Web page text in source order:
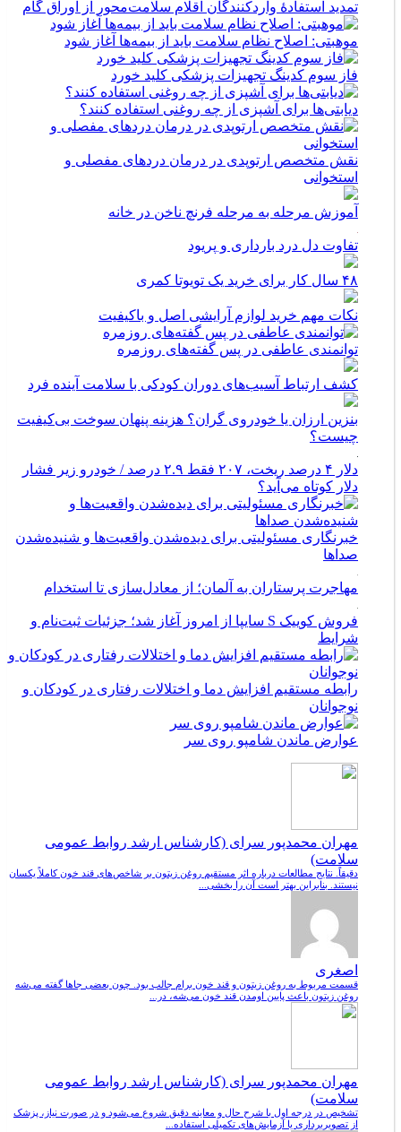
تمدید استفادۀ واردکنندگان اقلام سلامت‌محور از اوراق گام
موهبتی: اصلاح نظام سلامت باید از بیمه‌ها آغاز شود
فاز سوم کدینگ تجهیزات پزشکی کلید خورد
دیابتی‌ها برای آشپزی از چه روغنی استفاده کنند؟
نقش متخصص ارتوپدی در درمان دردهای مفصلی و
استخوانی
آموزش مرحله به مرحله فرنچ ناخن در خانه
تفاوت دل درد بارداری و پریود
۴۸ سال کار برای خرید یک تویوتا کمری
نکات مهم خرید لوازم آرایشی اصل و باکیفیت
توانمندی عاطفی در پس گفته‌های روزمره
کشف ارتباط آسیب‌های دوران کودکی با سلامت آینده فرد
بنزین ارزان یا خودروی گران؟ هزینه پنهان سوخت بی‌کیفیت
چیست؟
دلار ۴ درصد ریخت، ۲۰۷ فقط ۲.۹ درصد / خودرو زیر فشار
دلار کوتاه می‌آید؟
خبرنگاری مسئولیتی برای دیده‌شدن واقعیت‌ها و شنیده‌شدن
صداها
مهاجرت پرستاران به آلمان؛ از معادل‌سازی تا استخدام
فروش کوییک S سایپا از امروز آغاز شد؛ جزئیات ثبت‌نام و
شرایط
رابطه مستقیم افزایش دما و اختلالات رفتاری در کودکان و
نوجوانان
عوارض ماندن شامپو روی سر
مهران محمدپور سرای (کارشناس ارشد روابط عمومی
سلامت)
دقیقاً. نتایج مطالعات درباره اثر مستقیم روغن زیتون بر شاخص‌های قند خون کاملاً یکسان
نیستند. بنابراین بهتر است آن را بخشی...
اصغری
قسمت مربوط به روغن زیتون و قند خون برام جالب بود. چون بعضی جاها گفته می‌شه
روغن زیتون باعث پایین اومدن قند خون می‌شه، در...
مهران محمدپور سرای (کارشناس ارشد روابط عمومی
سلامت)
تشخیص در درجه اول با شرح حال و معاینه دقیق شروع می‌شود و در صورت نیاز، پزشک
از تصویربرداری یا آزمایش‌های تکمیلی استفاده...